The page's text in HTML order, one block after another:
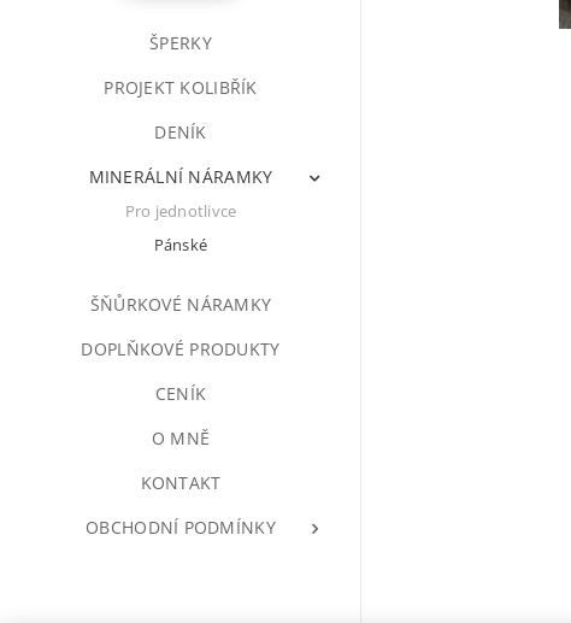
ŠPERKY
PROJEKT KOLIBŘÍK
DENÍK
MINERÁLNÍ NÁRAMKY
Pro jednotlivce
Pánské
ŠŇŮRKOVÉ NÁRAMKY
DOPLŇKOVÉ PRODUKTY
CENÍK
O MNĚ
KONTAKT
OBCHODNÍ PODMÍNKY